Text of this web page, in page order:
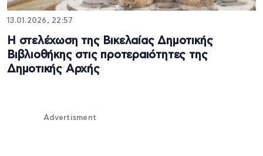
13.01.2026, 22:57
Η στελέχωση της Βικελαίας Δημοτικής
Βιβλιοθήκης στις προτεραιότητες της
Δημοτικής Αρχής
Advertisment